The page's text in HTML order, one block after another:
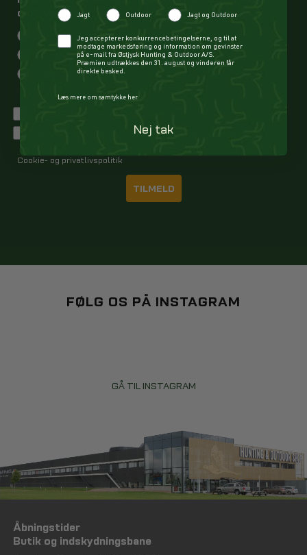
om? Vælg én
Jagt
Outdoor
Jagt og Outdoor
Jeg har læst og accepteret privatlivspolitikken
Cookie- og privatlivspolitik
TILMELD
FØLG OS PÅ INSTAGRAM
GÅ TIL INSTAGRAM
Åbningstider
Butik og indskydningsbane
Jagt Outdoor Jagt og Outdoor
CheckboxJeg accepterer konkurrencebetingelserne, og til at
modtage markedsføring og information om gevinster
på e-mail fra Østjysk Hunting & Outdoor A/S.
Præmien udtrækkes den 31. august og vinderen får
direkte besked.
Læs mere om samtykke her
Nej tak